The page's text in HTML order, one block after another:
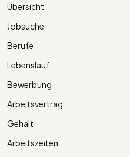
Übersicht
Jobsuche
Berufe
Lebenslauf
Bewerbung
Arbeitsvertrag
Gehalt
Arbeitszeiten